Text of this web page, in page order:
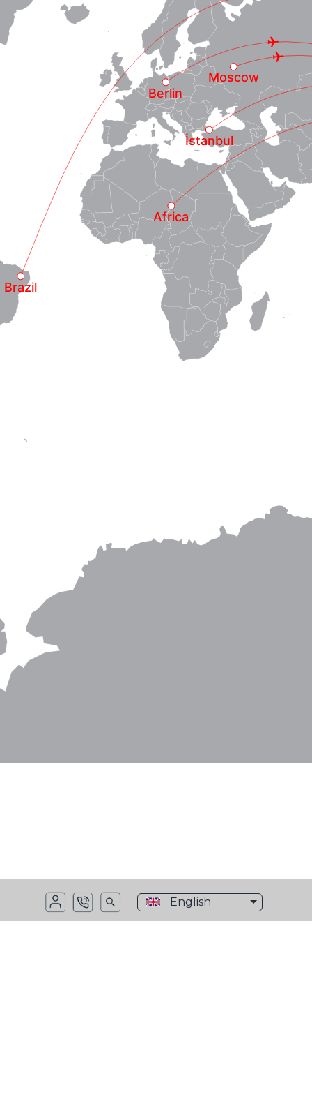
English